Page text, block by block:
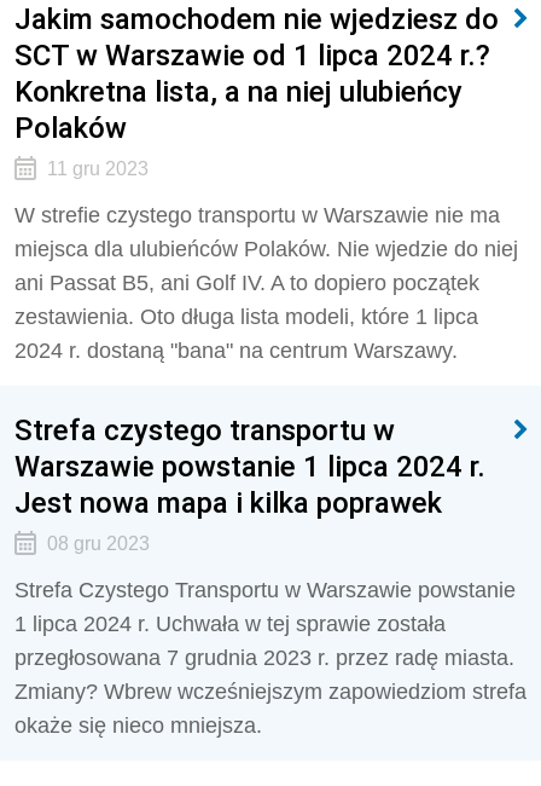
Jakim samochodem nie wjedziesz do
SCT w Warszawie od 1 lipca 2024 r.?
Konkretna lista, a na niej ulubieńcy
Polaków
11 gru 2023
W strefie czystego transportu w Warszawie nie ma
miejsca dla ulubieńców Polaków. Nie wjedzie do niej
ani Passat B5, ani Golf IV. A to dopiero początek
zestawienia. Oto długa lista modeli, które 1 lipca
2024 r. dostaną "bana" na centrum Warszawy.
Strefa czystego transportu w
Warszawie powstanie 1 lipca 2024 r.
Jest nowa mapa i kilka poprawek
08 gru 2023
Strefa Czystego Transportu w Warszawie powstanie
1 lipca 2024 r. Uchwała w tej sprawie została
przegłosowana 7 grudnia 2023 r. przez radę miasta.
Zmiany? Wbrew wcześniejszym zapowiedziom strefa
okaże się nieco mniejsza.